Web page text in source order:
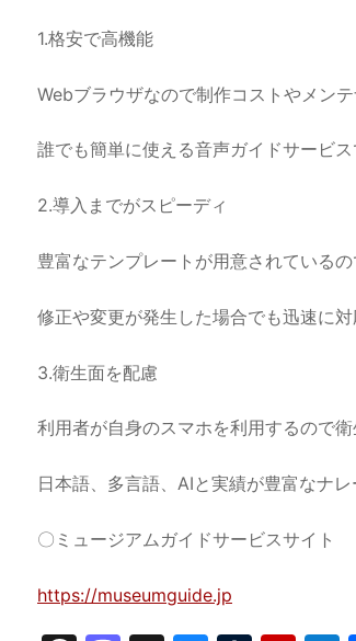
1.格安で高機能
Webブラウザなので制作コストやメン
誰でも簡単に使える音声ガイドサービス
2.導入までがスピーディ
豊富なテンプレートが用意されている
修正や変更が発生した場合でも迅速に対
3.衛生面を配慮
利用者が自身のスマホを利用するので
日本語、多言語、AIと実績が豊富なナ
〇ミュージアムガイドサービスサイト
https://museumguide.jp